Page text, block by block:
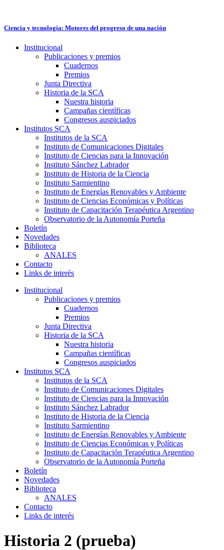
contenido
Ciencia y tecnología: Motores del progreso de una nación
Institucional
Publicaciones y premios
Cuadernos
Premios
Junta Directiva
Historia de la SCA
Nuestra historia
Campañas científicas
Congresos auspiciados
Institutos SCA
Institutos de la SCA
Instituto de Comunicaciones Digitales
Instituto de Ciencias para la Innovación
Instituto Sánchez Labrador
Instituto de Historia de la Ciencia
Instituto Sarmientino
Instituto de Energías Renovables y Ambiente
Instituto de Ciencias Económicas y Políticas
Instituto de Capacitación Terapéutica Argentino
Observatorio de la Autonomía Porteña
Boletín
Novedades
Biblioteca
ANALES
Contacto
Links de interés
Institucional
Publicaciones y premios
Cuadernos
Premios
Junta Directiva
Historia de la SCA
Nuestra historia
Campañas científicas
Congresos auspiciados
Institutos SCA
Institutos de la SCA
Instituto de Comunicaciones Digitales
Instituto de Ciencias para la Innovación
Instituto Sánchez Labrador
Instituto de Historia de la Ciencia
Instituto Sarmientino
Instituto de Energías Renovables y Ambiente
Instituto de Ciencias Económicas y Políticas
Instituto de Capacitación Terapéutica Argentino
Observatorio de la Autonomía Porteña
Boletín
Novedades
Biblioteca
ANALES
Contacto
Links de interés
Historia 2 (prueba)